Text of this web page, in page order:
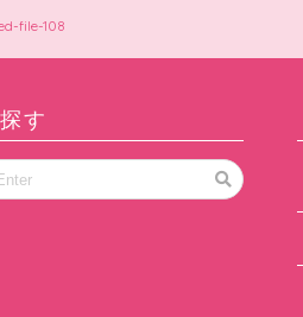
file-108
す